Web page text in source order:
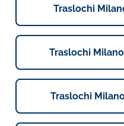
Traslochi
Traslochi
Traslochi